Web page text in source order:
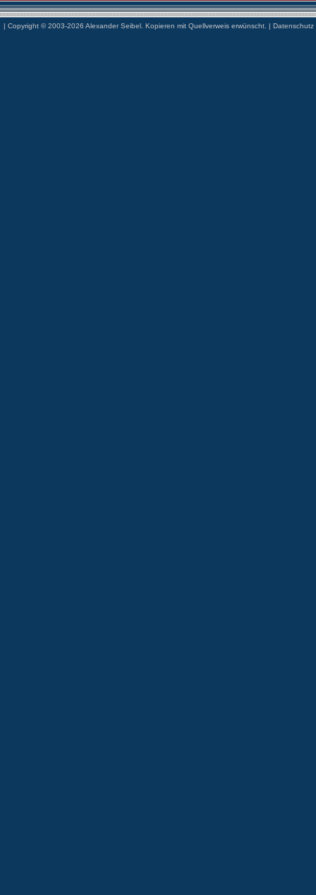
| Copyright © 2003-2026 Alexander Seibel. Kopieren mit Quellverweis erwünscht. | Datenschutz